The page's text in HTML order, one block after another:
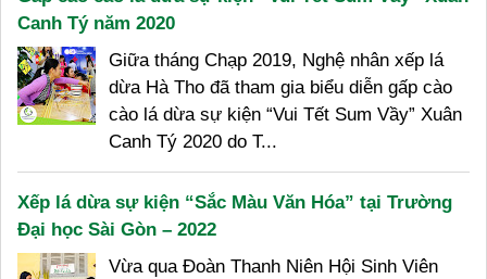
Canh Tý năm 2020
Giữa tháng Chạp 2019, Nghệ nhân xếp lá
dừa Hà Tho đã tham gia biểu diễn gấp cào
cào lá dừa sự kiện “Vui Tết Sum Vầy” Xuân
Canh Tý 2020 do T...
Xếp lá dừa sự kiện “Sắc Màu Văn Hóa” tại Trường
Đại học Sài Gòn – 2022
Vừa qua Đoàn Thanh Niên Hội Sinh Viên